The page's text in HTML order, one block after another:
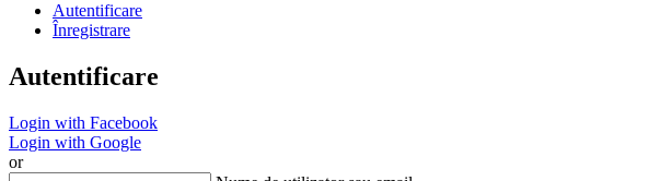
Autentificare
Înregistrare
Autentificare
Login with Facebook
Login with Google
or